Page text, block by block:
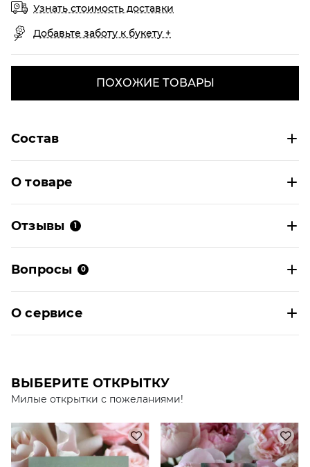
Узнать стоимость доставки
Добавьте заботу к букету +
ПОХОЖИЕ ТОВАРЫ
Состав
О товаре
Отзывы 1
Вопросы 0
О сервисе
ВЫБЕРИТЕ ОТКРЫТКУ
Милые открытки с пожеланиями!